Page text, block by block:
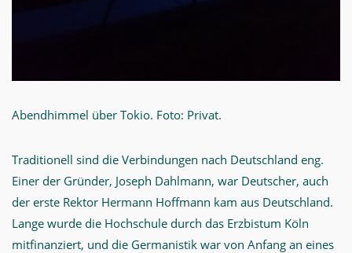
Abendhimmel über Tokio. Foto: Privat.
Traditionell sind die Verbindungen nach Deutschland eng.
Einer der Gründer, Joseph Dahlmann, war Deutscher, auch
der erste Rektor Hermann Hoffmann kam aus Deutschland.
Lange wurde die Hochschule durch das Erzbistum Köln
mitfinanziert, und die Germanistik war von Anfang an eines